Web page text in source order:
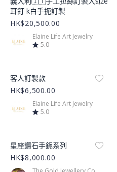
耳釘 k白手扼訂製
HK$20,500.00
Elaine Life Art Jewelry
5.0
Product Image
客人訂製款
HK$6,500.00
Elaine Life Art Jewelry
5.0
Product Image
星座鑽石手鈪系列
HK$8,000.00